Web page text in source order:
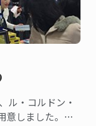
ル・コルドン・
意しました。こ